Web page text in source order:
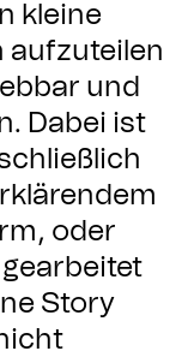
kleine
aufzuteilen
und
Dabei ist
oder
Story